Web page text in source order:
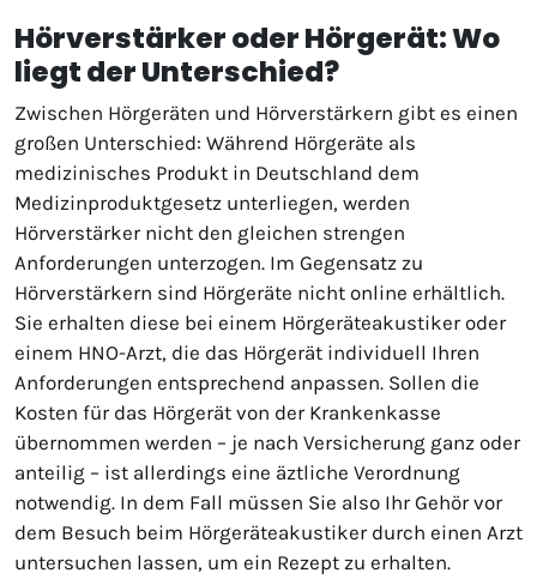
Hörverstärker oder Hörgerät: Wo
liegt der Unterschied?
Zwischen Hörgeräten und Hörverstärkern gibt es einen
großen Unterschied: Während Hörgeräte als
medizinisches Produkt in Deutschland dem
Medizinproduktgesetz unterliegen, werden
Hörverstärker nicht den gleichen strengen
Anforderungen unterzogen. Im Gegensatz zu
Hörverstärkern sind Hörgeräte nicht online erhältlich.
Sie erhalten diese bei einem Hörgeräteakustiker oder
einem HNO-Arzt, die das Hörgerät individuell Ihren
Anforderungen entsprechend anpassen. Sollen die
Kosten für das Hörgerät von der Krankenkasse
übernommen werden – je nach Versicherung ganz oder
anteilig – ist allerdings eine äztliche Verordnung
notwendig. In dem Fall müssen Sie also Ihr Gehör vor
dem Besuch beim Hörgeräteakustiker durch einen Arzt
untersuchen lassen, um ein Rezept zu erhalten.